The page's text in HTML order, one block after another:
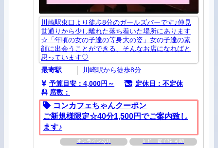
川崎駅東口より徒歩8分のガールズバーです♪仲見
世通りから少し離れた落ち着いた場所にあります
☆「年頃の女の子達の等身大の姿」女の子達の素
顔に出会うことができる、そんなお店になればと
思っています♡
最寄駅
川崎駅から徒歩8分
予算目安：4,000円～
定休日：不定休
席数：
コンカフェちゃんクーポン
ご新規様限定☆40分1,500円でご案内致し
ます♪
オンラインあり
ｶｰﾄﾞ・電子ﾏﾈｰ可能